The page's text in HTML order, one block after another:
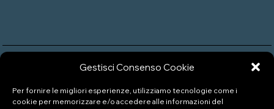
Gestisci Consenso Cookie
Per fornire le migliori esperienze, utilizziamo tecnologie come i
cookie per memorizzare e/o accedere alle informazioni del